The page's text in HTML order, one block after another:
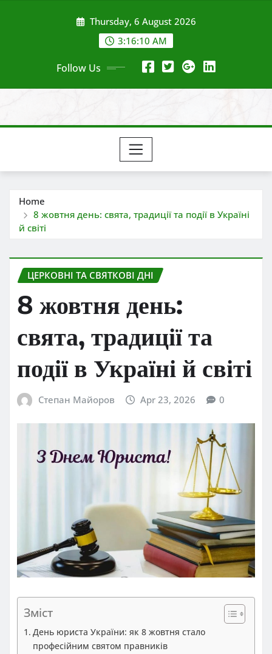
Thursday, 6 August 2026
3:16:12 AM
Follow Us
Home
8 жовтня день: свята, традиції та події в Україні
й світі
ЦЕРКОВНІ ТА СВЯТКОВІ ДНІ
8 жовтня день:
свята, традиції та
події в Україні й світі
Степан Майоров Apr 23, 2026 0
Зміст
День юриста України: як 8 жовтня стало
професійним святом правників